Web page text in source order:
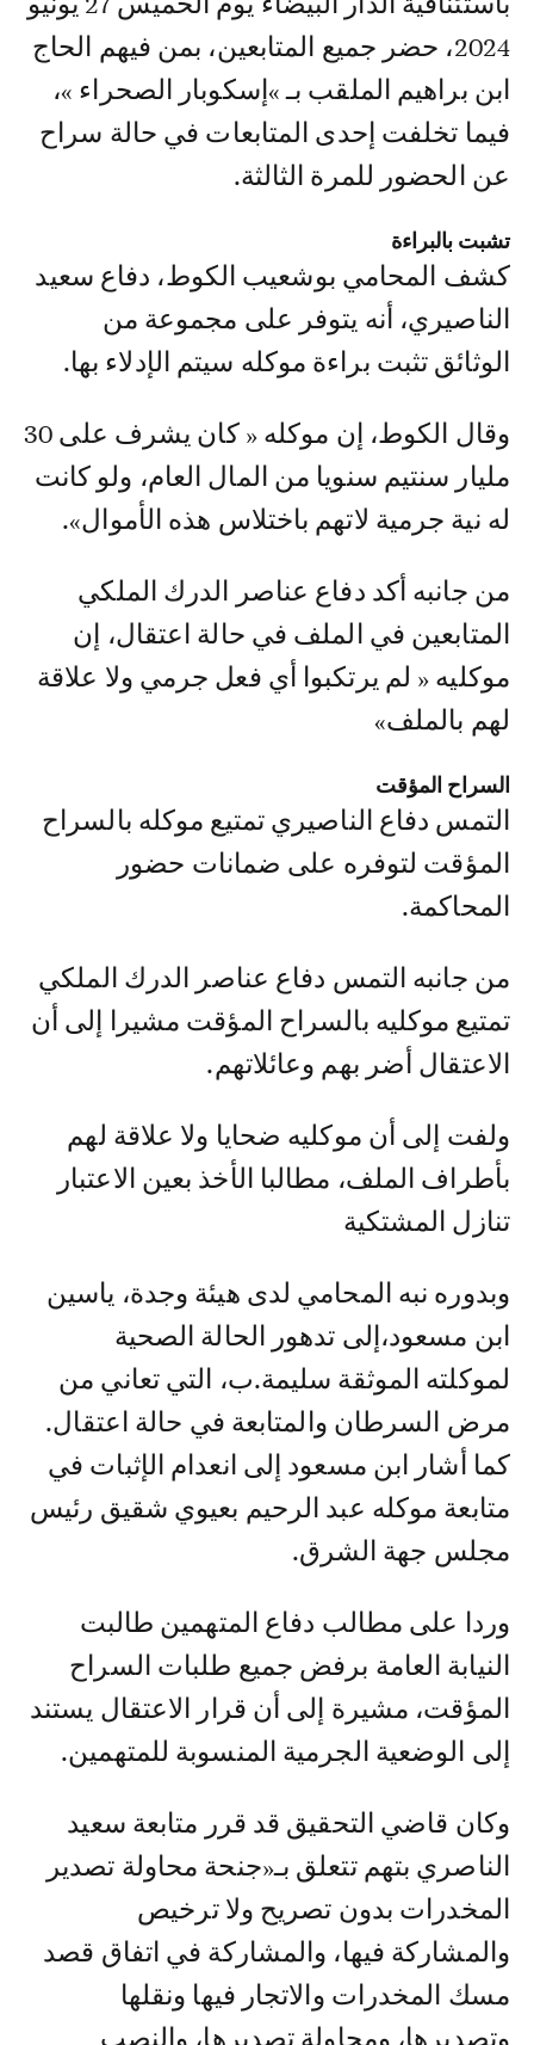
2024، حضر جميع المتابعين، بمن فيهم الحاج
ابن براهيم الملقب بـ »إسكوبار الصحراء »،
فيما تخلفت إحدى المتابعات في حالة سراح
عن الحضور للمرة الثالثة.
تشبت بالبراءة
كشف المحامي بوشعيب الكوط، دفاع سعيد
الناصيري، أنه يتوفر على مجموعة من
الوثائق تثبت براءة موكله سيتم الإدلاء بها.
وقال الكوط، إن موكله « كان يشرف على 30
مليار سنتيم سنويا من المال العام، ولو كانت
له نية جرمية لاتهم باختلاس هذه الأموال».
من جانبه أكد دفاع عناصر الدرك الملكي
المتابعين في الملف في حالة اعتقال، إن
موكليه « لم يرتكبوا أي فعل جرمي ولا علاقة
لهم بالملف»
السراح المؤقت
التمس دفاع الناصيري تمتيع موكله بالسراح
المؤقت لتوفره على ضمانات حضور
المحاكمة.
من جانبه التمس دفاع عناصر الدرك الملكي
تمتيع موكليه بالسراح المؤقت مشيرا إلى أن
الاعتقال أضر بهم وعائلاتهم.
ولفت إلى أن موكليه ضحايا ولا علاقة لهم
بأطراف الملف، مطالبا الأخذ بعين الاعتبار
تنازل المشتكية
وبدوره نبه المحامي لدى هيئة وجدة، ياسين
ابن مسعود،إلى تدهور الحالة الصحية
لموكلته الموثقة سليمة.ب، التي تعاني من
مرض السرطان والمتابعة في حالة اعتقال.
كما أشار ابن مسعود إلى انعدام الإثبات في
متابعة موكله عبد الرحيم بعيوي شقيق رئيس
مجلس جهة الشرق.
وردا على مطالب دفاع المتهمين طالبت
النيابة العامة برفض جميع طلبات السراح
المؤقت، مشيرة إلى أن قرار الاعتقال يستند
إلى الوضعية الجرمية المنسوبة للمتهمين.
وكان قاضي التحقيق قد قرر متابعة سعيد
الناصري بتهم تتعلق بـ«جنحة محاولة تصدير
المخدرات بدون تصريح ولا ترخيص
والمشاركة فيها، والمشاركة في اتفاق قصد
مسك المخدرات والاتجار فيها ونقلها